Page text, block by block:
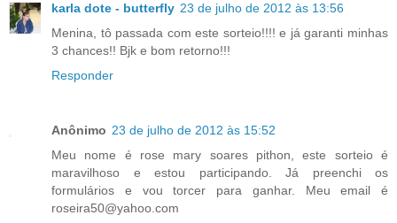
karla dote - butterfly 23 de julho de 2012 às 13:56
Menina, tô passada com este sorteio!!!! e já garanti minhas
3 chances!! Bjk e bom retorno!!!
Responder
Anônimo 23 de julho de 2012 às 15:52
Meu nome é rose mary soares pithon, este sorteio é
maravilhoso e estou participando. Já preenchi os
formulários e vou torcer para ganhar. Meu email é
roseira50@yahoo.com